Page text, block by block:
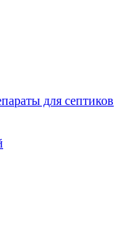
для септиков